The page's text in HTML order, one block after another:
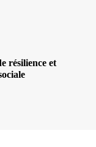
résilience et